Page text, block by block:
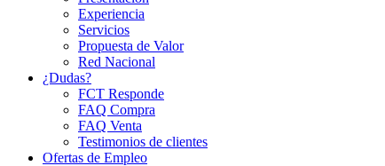
Experiencia
Servicios
Propuesta de Valor
Red Nacional
¿Dudas?
FCT Responde
FAQ Compra
FAQ Venta
Testimonios de clientes
Ofertas de Empleo